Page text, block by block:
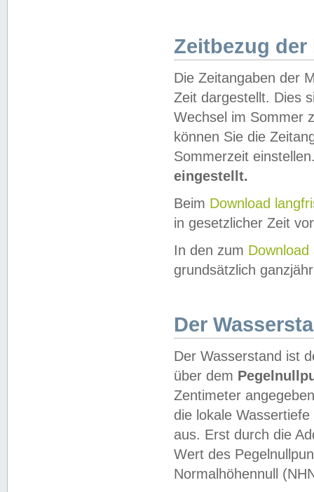
Zeitbezug der
Die Zeitangaben der
Zeit dargestellt. Dies
Wechsel im Sommer
können Sie die
Sommerzeit
eingestellt.
Beim Download
in gesetzlicher Zeit
In den zum Download
grundsätzlich
Der
Der Wasserstand ist
über dem
Zentimeter
die lokale
aus. Erst durch die
Wert des
Normalhöhennull